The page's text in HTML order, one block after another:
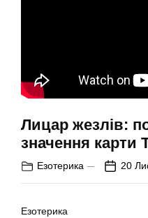
Лицар жезлів:
значення карти
Езотерика 20
Езотерика